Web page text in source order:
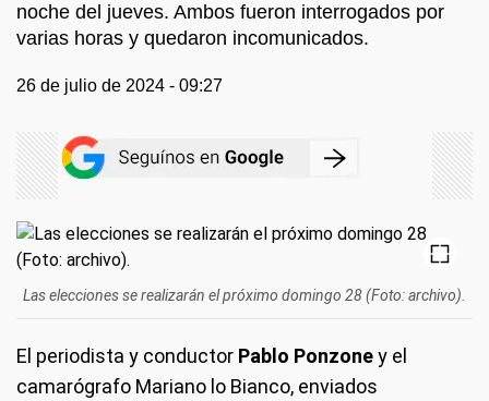
noche del jueves. Ambos fueron interrogados por
varias horas y quedaron incomunicados.
26 de julio de 2024 - 09:27
Las elecciones se realizarán el próximo domingo 28 (Foto: archivo).
El periodista y conductor Pablo Ponzoney el
camarógrafo Mariano lo Bianco, enviados